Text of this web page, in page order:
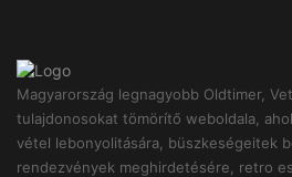
Magyarország legnagyobb Oldtimer,
tulajdonosokat tömörítő weboldala,
vétel lebonyolitására, büszkeségeitek
rendezvények meghirdetésére, retro